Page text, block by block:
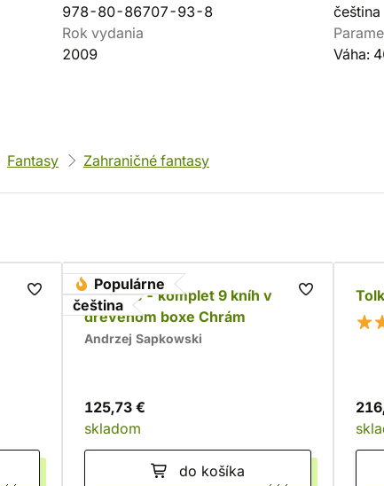
978-80-86707-93-8
čeština
Rok vydania
2009
Váha:
Fantasy Zahraničné fantasy
Populárne
čeština
Zaklínač - komplet 9 kníh v
drevenom boxe Chrám
Andrzej Sapkowski
125,73 €
skladom
do košíka